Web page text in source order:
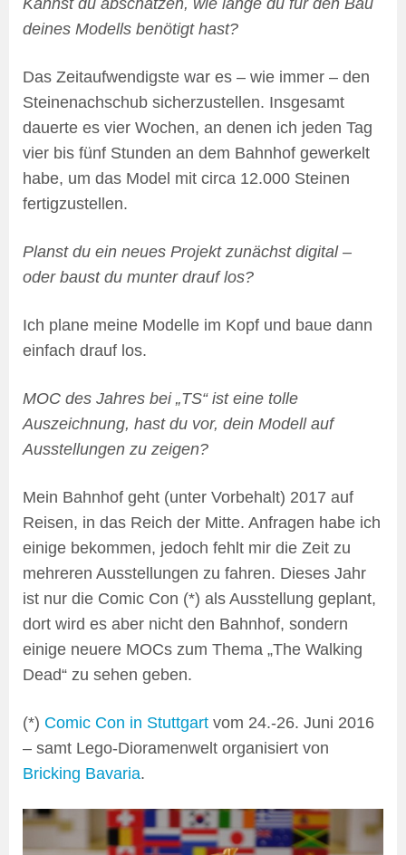
deines Modells benötigt hast?
Das Zeitaufwendigste war es – wie immer – den
Steinenachschub sicherzustellen. Insgesamt
dauerte es vier Wochen, an denen ich jeden Tag
vier bis fünf Stunden an dem Bahnhof gewerkelt
habe, um das Model mit circa 12.000 Steinen
fertigzustellen.
Planst du ein neues Projekt zunächst digital –
oder baust du munter drauf los?
Ich plane meine Modelle im Kopf und baue dann
einfach drauf los.
MOC des Jahres bei „TS“ ist eine tolle
Auszeichnung, hast du vor, dein Modell auf
Ausstellungen zu zeigen?
Mein Bahnhof geht (unter Vorbehalt) 2017 auf
Reisen, in das Reich der Mitte. Anfragen habe ich
einige bekommen, jedoch fehlt mir die Zeit zu
mehreren Ausstellungen zu fahren. Dieses Jahr
ist nur die Comic Con (*) als Ausstellung geplant,
dort wird es aber nicht den Bahnhof, sondern
einige neuere MOCs zum Thema „The Walking
Dead“ zu sehen geben.
(*) Comic Con in Stuttgart vom 24.-26. Juni 2016
– samt Lego-Dioramenwelt organisiert von
Bricking Bavaria.